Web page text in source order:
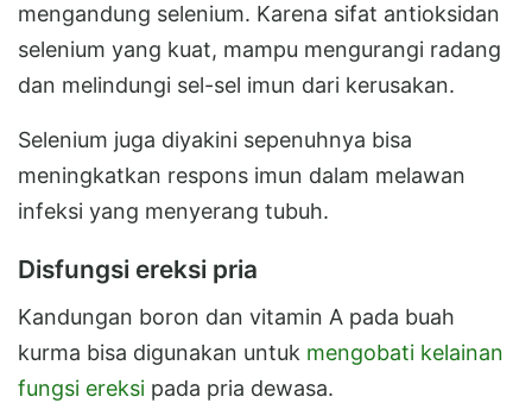
mengandung selenium. Karena sifat antioksidan
selenium yang kuat, mampu mengurangi radang
dan melindungi sel-sel imun dari kerusakan.
Selenium juga diyakini sepenuhnya bisa
meningkatkan respons imun dalam melawan
infeksi yang menyerang tubuh.
Disfungsi ereksi pria
Kandungan boron dan vitamin A pada buah
kurma bisa digunakan untuk mengobati kelainan
fungsi ereksi pada pria dewasa.